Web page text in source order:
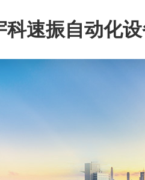
科速振自动化